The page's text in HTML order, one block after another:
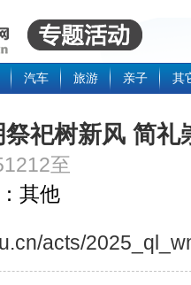
汽车 旅游 亲子 其
祭祀树新风 简礼
至
其他
acts/